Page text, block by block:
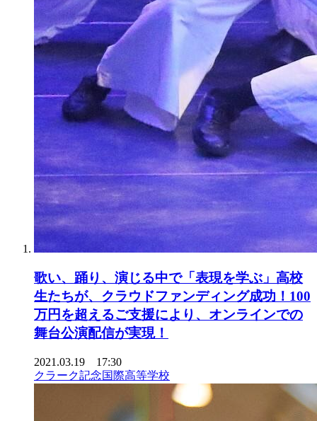
歌い、踊り、演じる中で「表現を学ぶ」高校
生たちが、クラウドファンディング成功！100
万円を超えるご支援により、オンラインでの
舞台公演配信が実現！
2021.03.19 17:30
クラーク記念国際高等学校